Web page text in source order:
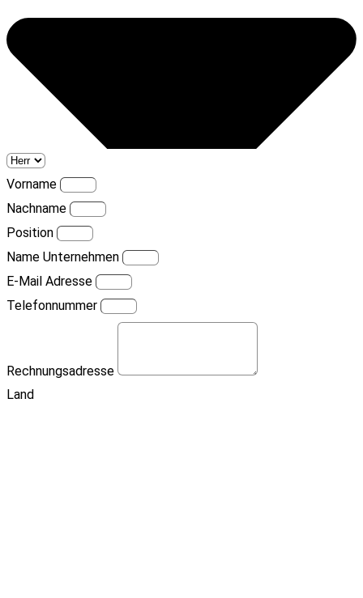
Vorname
Nachname
Position
Name Unternehmen
E-Mail Adresse
Telefonnummer
Rechnungsadresse
Land